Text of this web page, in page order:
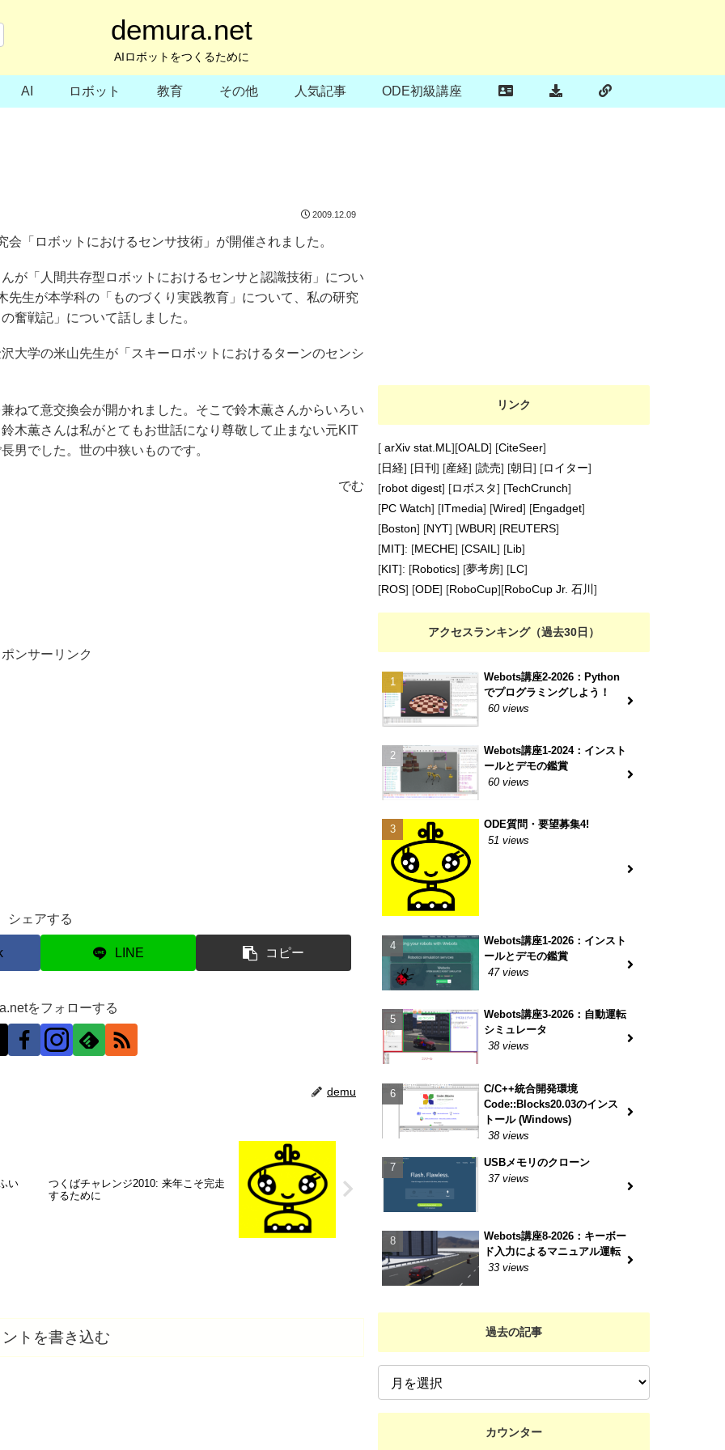
demura.net
AIロボットをつくるために
AI ロボット 教育 その他 人気記事 ODE初級講座
2009.12.09
「ロボットにおけるセンサ技術」が開催されました。
が「人間共存型ロボットにおけるセンサと認識技術」につい
生が本学科の「ものづくり実践教育」について、私の研究
奮戦記」について話しました。
大学の米山先生が「スキーロボットにおけるターンのセンシ
ねて意交換会が開かれました。そこで鈴木薫さんからいろい
木薫さんは私がとてもお世話になり尊敬して止まない元KIT
男でした。世の中狭いものです。
でむ
ポンサーリンク
シェアする
LINE コピー
をフォローする
demu
い
つくばチャレンジ2010: 来年こそ完走
するために
ントを書き込む
リンク
[ arXiv stat.ML ][OALD] [CiteSeer]
[日経] [日刊 ] [産経] [読売] [朝日] [ロイター]
[robot digest] [ロボスタ] [TechCrunch]
[PC Watch] [ITmedia] [Wired] [Engadget]
[Boston] [NYT] [WBUR] [REUTERS]
[MIT]: [MECHE] [CSAIL ] [Lib]
[KIT]: [Robotics] [夢考房] [LC]
[ROS] [ODE] [RoboCup][RoboCup Jr. 石川 ]
アクセスランキング（過去30日）
Webots講座2-2026：Python
でプログラミングしよう！
60 views
Webots講座1-2024：インスト
ールとデモの鑑賞
60 views
ODE質問・要望募集4!
51 views
Webots講座1-2026：インスト
ールとデモの鑑賞
47 views
Webots講座3-2026：自動運転
シミュレータ
38 views
C/C++統合開発環境
Code::Blocks20.03のインス
トール (Windows)
38 views
USBメモリのクローン
37 views
Webots講座8-2026：キーボー
ド入力によるマニュアル運転
33 views
過去の記事
カウンター